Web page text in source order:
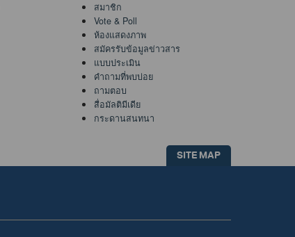
สมาชิก
Vote & Poll
ห้องแสดงภาพ
สมัครรับข้อมูลข่าวสาร
แบบประเมิน
คำถามที่พบบ่อย
ถามตอบ
สื่อมัลติมีเดีย
กระดานสนทนา
SITE MAP